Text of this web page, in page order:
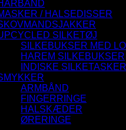
/ HALSEDISSER
SILKETØJ
SILKEBUKSER MED
HAREM SILKEBUKSER
INDISKE SILKETASKER
ARMBÅND
FINGERRINGE
HALSKÆDER
ØRERINGE